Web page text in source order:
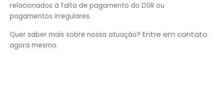
relacionados à falta de pagamento do DSR ou
pagamentos irregulares.
Quer saber mais sobre nossa atuação? Entre em contato
agora mesmo.